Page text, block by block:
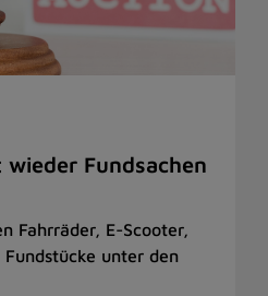
Fundsachen
Fahrräder, E-Scooter,
unter den